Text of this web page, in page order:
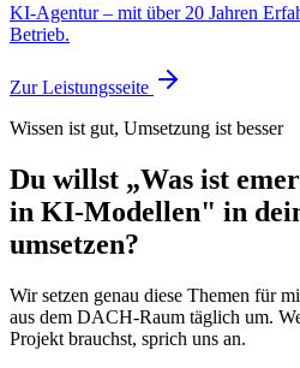
KI-Agentur – mit über 20 Jahren
Betrieb.
Zur Leistungsseite
Wissen ist gut, Umsetzung ist besser
Du willst „Was ist
in KI-Modellen" in
umsetzen?
Wir setzen genau diese Themen für
aus dem DACH-Raum täglich um.
Projekt brauchst, sprich uns an.